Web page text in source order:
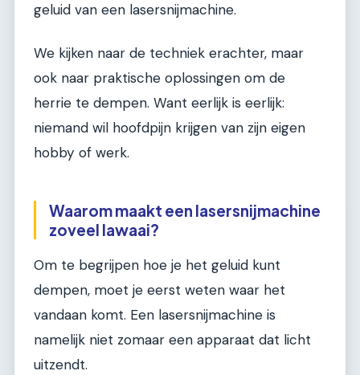
geluid van een lasersnijmachine.
We kijken naar de techniek erachter, maar
ook naar praktische oplossingen om de
herrie te dempen. Want eerlijk is eerlijk:
niemand wil hoofdpijn krijgen van zijn eigen
hobby of werk.
Waarom maakt een lasersnijmachine
zoveel lawaai?
Om te begrijpen hoe je het geluid kunt
dempen, moet je eerst weten waar het
vandaan komt. Een lasersnijmachine is
namelijk niet zomaar een apparaat dat licht
uitzendt.